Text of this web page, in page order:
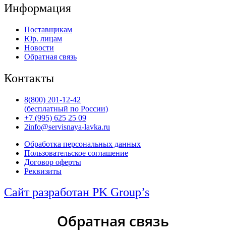
Информация
Поставщикам
Юр. лицам
Новости
Обратная связь
Контакты
8(800) 201-12-42
(бесплатный по России)
+7 (995) 625 25 09
2info@servisnaya-lavka.ru
Обработка персональных данных
Пользовательское соглашение
Договор оферты
Реквизиты
Сайт разработан PK Group’s
Обратная связь